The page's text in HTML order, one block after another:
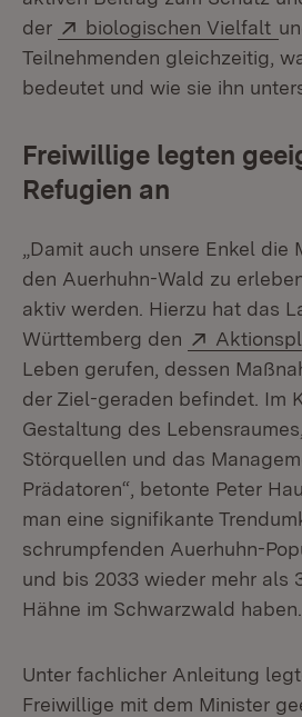
der
Extern:
biologischen Vielfalt
Teilnehmenden gleichzeitig,
bedeutet und wie sie ihn
Freiwillige legten
Refugien an
„Damit auch unsere Enkel
den Auerhuhn-Wald zu
aktiv werden. Hierzu hat das
Württemberg den
Extern:
Leben gerufen, dessen
der Ziel-geraden befindet. Im
Gestaltung des
Störquellen und das
Prädatoren“, betonte Peter
man eine signifikante
schrumpfenden Auerhuhn-
und bis 2033 wieder mehr als
Hähne im Schwarzwald haben.
Unter fachlicher Anleitung
Freiwillige mit dem Minister